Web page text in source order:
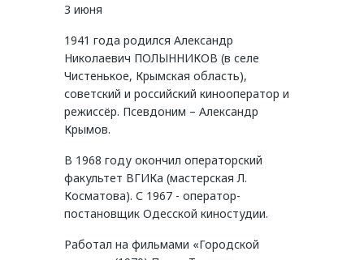
3 июня
1941 года родился Александр
Николаевич ПОЛЫННИКОВ (в селе
Чистенькое, Крымская область),
советский и российский кинооператор и
режиссёр. Псевдоним – Александр
Крымов.
В 1968 году окончил операторский
факультет ВГИКа (мастерская Л.
Косматова). С 1967 - оператор-
постановщик Одесской киностудии.
Работал на фильмами «Городской